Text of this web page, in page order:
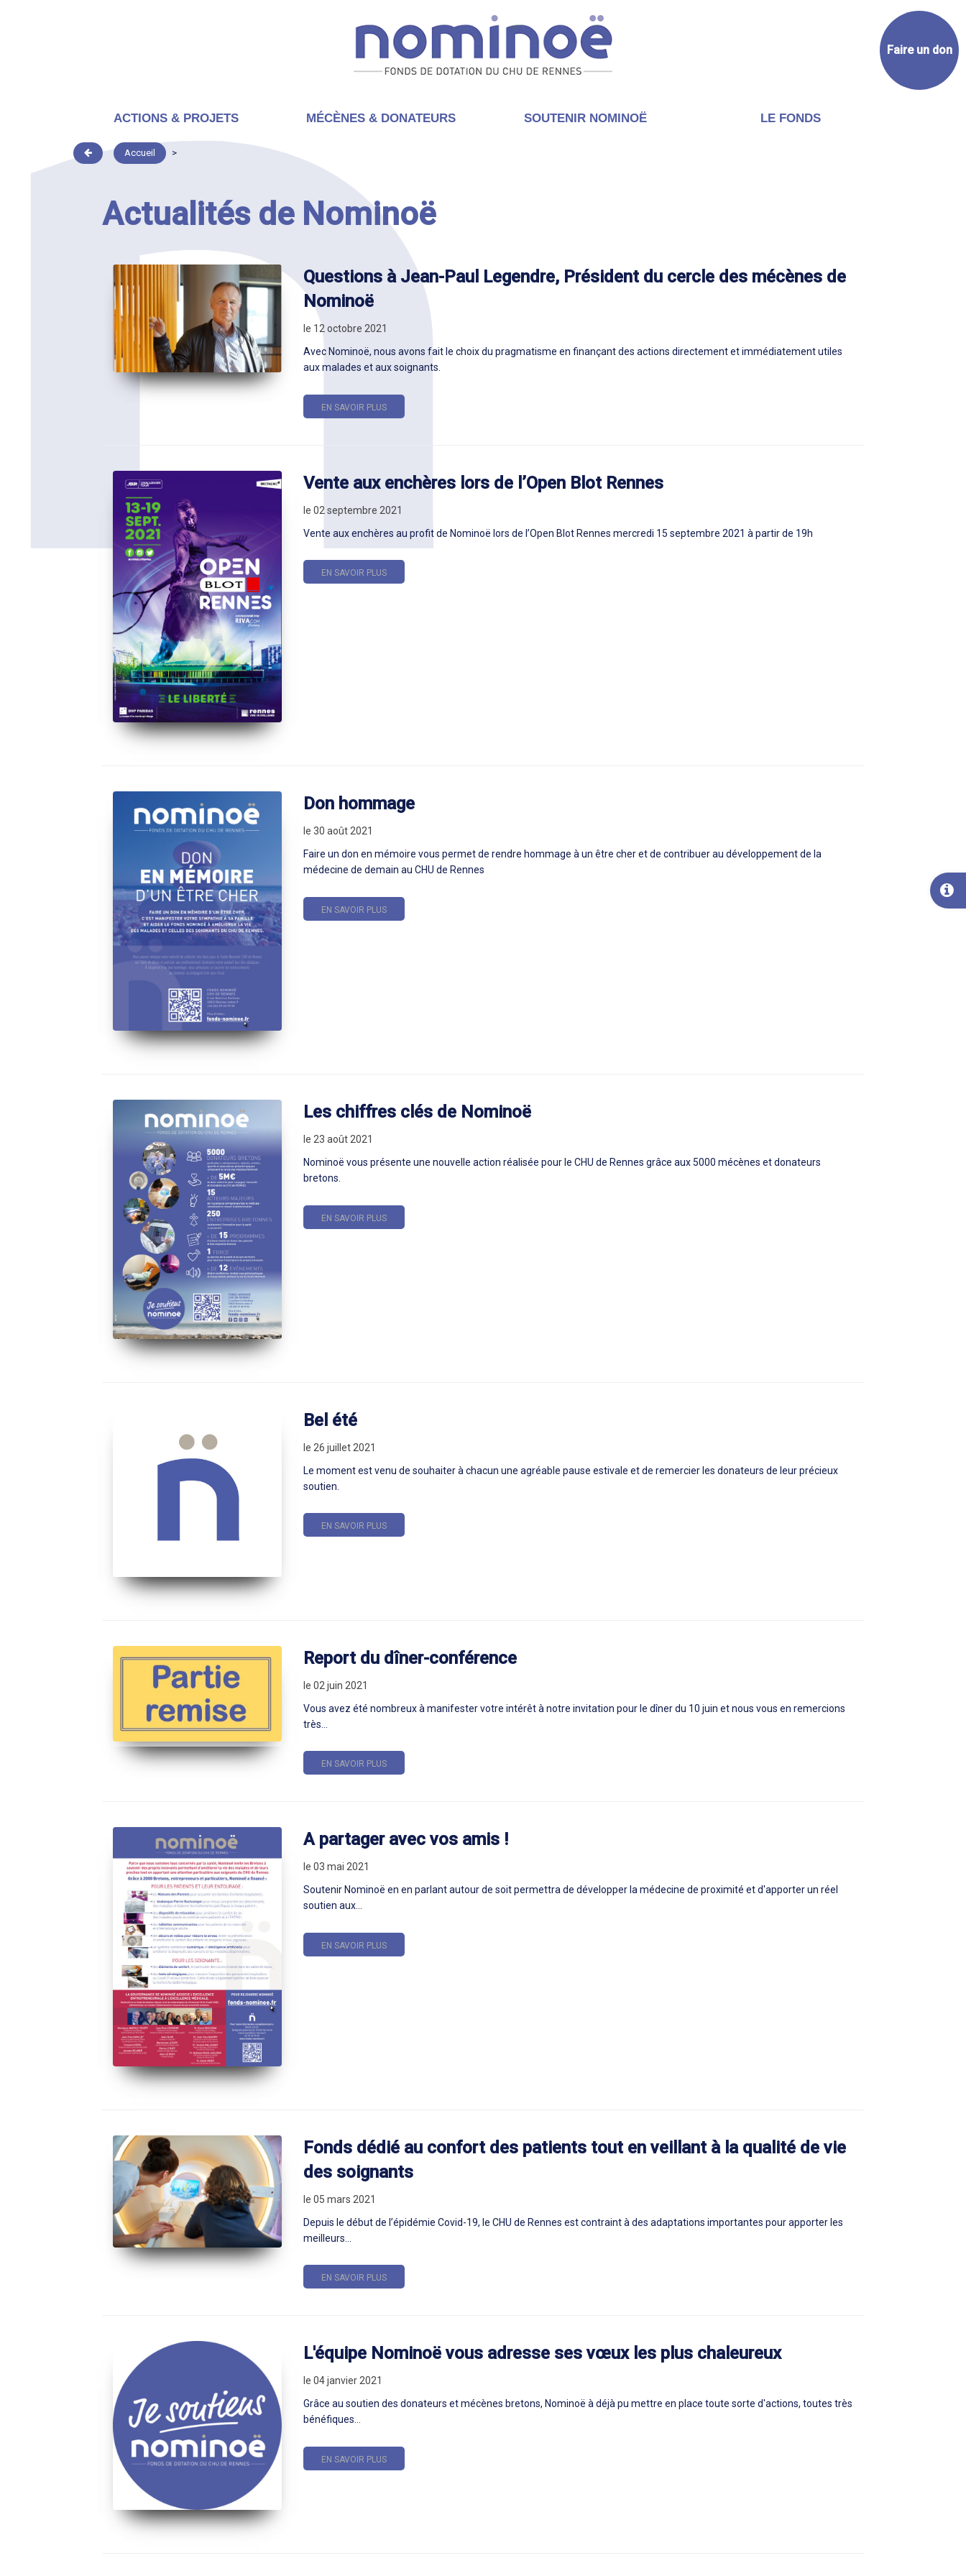
Faire un don
ACTIONS & PROJETS MÉCÈNES & DONATEURS SOUTENIR NOMINOË LE FONDS
Accueil >
Actualités de Nominoë
Questions à Jean-Paul Legendre, Président du cercle des mécènes de
Nominoë
le 12 octobre 2021
Avec Nominoë, nous avons fait le choix du pragmatisme en finançant des actions directement et immédiatement utiles
aux malades et aux soignants.
EN SAVOIR PLUS
Vente aux enchères lors de l’Open Blot Rennes
le 02 septembre 2021
Vente aux enchères au profit de Nominoë lors de l’Open Blot Rennes mercredi 15 septembre 2021 à partir de 19h
EN SAVOIR PLUS
Don hommage
le 30 août 2021
Faire un don en mémoire vous permet de rendre hommage à un être cher et de contribuer au développement de la
médecine de demain au CHU de Rennes
EN SAVOIR PLUS
Les chiffres clés de Nominoë
le 23 août 2021
Nominoë vous présente une nouvelle action réalisée pour le CHU de Rennes grâce aux 5000 mécènes et donateurs
bretons.
EN SAVOIR PLUS
Bel été
le 26 juillet 2021
Le moment est venu de souhaiter à chacun une agréable pause estivale et de remercier les donateurs de leur précieux
soutien.
EN SAVOIR PLUS
Report du dîner-conférence
le 02 juin 2021
Vous avez été nombreux à manifester votre intérêt à notre invitation pour le dîner du 10 juin et nous vous en remercions
très...
EN SAVOIR PLUS
A partager avec vos amis !
le 03 mai 2021
Soutenir Nominoë en en parlant autour de soit permettra de développer la médecine de proximité et d'apporter un réel
soutien aux...
EN SAVOIR PLUS
Fonds dédié au confort des patients tout en veillant à la qualité de vie
des soignants
le 05 mars 2021
Depuis le début de l’épidémie Covid-19, le CHU de Rennes est contraint à des adaptations importantes pour apporter les
meilleurs...
EN SAVOIR PLUS
L'équipe Nominoë vous adresse ses vœux les plus chaleureux
le 04 janvier 2021
Grâce au soutien des donateurs et mécènes bretons, Nominoë à déjà pu mettre en place toute sorte d'actions, toutes très
bénéfiques...
EN SAVOIR PLUS